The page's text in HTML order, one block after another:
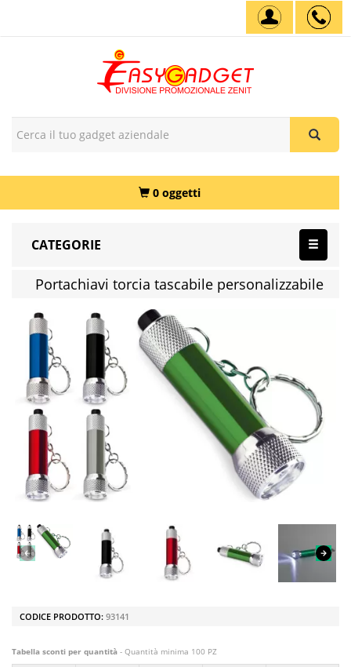
0 oggetti
CATEGORIE
Portachiavi torcia tascabile personalizzabile
CODICE PRODOTTO: 93141
Tabella sconti per quantità - Quantità minima 100 PZ